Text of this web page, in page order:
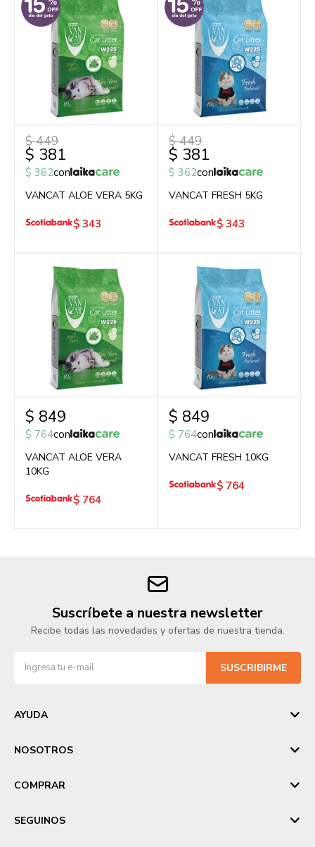
$ 381
$ 449
$ 362con
VANCAT ALOE VERA 5KG
$ 343
$ 381
$ 449
$ 362con
VANCAT FRESH 5KG
$ 343
$ 849
$ 764con
VANCAT ALOE VERA
10KG
$ 764
$ 849
$ 764con
VANCAT FRESH 10KG
$ 764
Suscríbete a nuestra newsletter
Recibe todas las novedades y ofertas de nuestra tienda.
SUSCRIBIRME
AYUDA
NOSOTROS
COMPRAR
SEGUINOS